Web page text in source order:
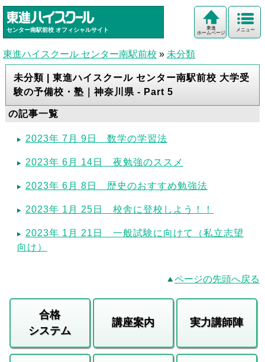
センター南駅前校 オフィシャルサイト メニュー
東進
ホームページ
東進ハイスクール センター南駅前校 » 未分類
未分類 | 東進ハイスクール センター南駅前校 大学受
験の予備校・塾｜神奈川県 - Part 5
の記事一覧
2023年 7月 9日 数学の学習法
2023年 6月 14日 夜勉強のススメ
2023年 6月 8日 歴史のおすすめ勉強法
2023年 1月 25日 校舎に登校しよう！！
2023年 1月 21日 一般試験に向けて（私立志望
向け）
ページの先頭へ戻る
合格
システム
講座案内 実力講師陣